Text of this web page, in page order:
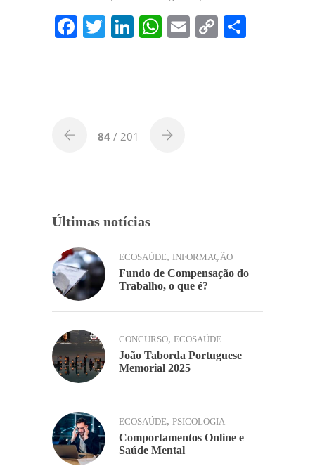
F T Li
n
W
p
E C
84 / 201
Últimas notícias
ECOSAÚDE, INFORMAÇÃO
Fundo de Compensação do
Trabalho, o que é?
CONCURSO, ECOSAÚDE
João Taborda Portuguese
Memorial 2025
ECOSAÚDE, PSICOLOGIA
Comportamentos Online e
Saúde Mental